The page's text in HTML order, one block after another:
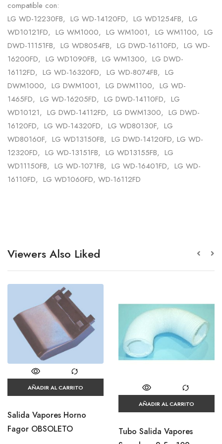
compatible con:
LG WD-12230FB, LG WD-14120FD, LG WD1254FB, LG
WD10121FD, LG WM1000, LG WM1001, LG WM1100, LG
DWD-11151FB, LG WD8054FB, LG DWD-16110FD, LG WD-
16200FD, LG WD1090FB, LG WM1300, LG DWD-
16112FD, LG WD-16320FD, LG WD-8074FB, LG
DWM1000, LG DWM1001, LG DWM1100, LG WD-
1465FD, LG WD-16205FD, LG DWD-14110FD, LG
WD10121, LG DWD-14112FD, LG DWM1300, LG DWD-
16120FD, LG WD-14320FD, LG WD80130F, LG
WD80160F, LG WD13150FB, LG DWD-14120FD, LG WD-
12320FD, LG WD-13151FB, LG WD13155FB, LG
WD11150FB, LG WD-1071FB, LG WD-16401FD, LG WD-
16110FD, LG WD1060FD, WD-16112FD
Viewers Also Liked
AÑADIR AL CARRITO
Salida Vapores Horno
Fagor OBSOLETO
AÑADIR AL CARRITO
Tubo Salida Vapores